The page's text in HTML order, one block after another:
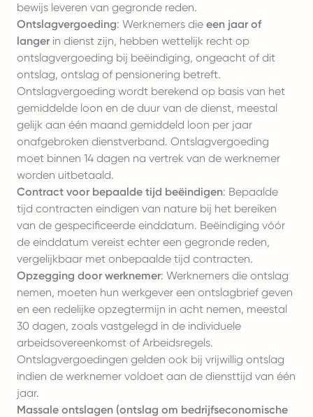
bewijs leveren van gegronde reden.
Ontslagvergoeding: Werknemers die een jaar of
langerin dienst zijn, hebben wettelijk recht op
ontslagvergoeding bij beëindiging, ongeacht of dit
ontslag, ontslag of pensionering betreft.
Ontslagvergoeding wordt berekend op basis van het
gemiddelde loon en de duur van de dienst, meestal
gelijk aan één maand gemiddeld loon per jaar
onafgebroken dienstverband. Ontslagvergoeding
moet binnen 14 dagen na vertrek van de werknemer
worden uitbetaald.
Contract voor bepaalde tijd beëindigen: Bepaalde
tijd contracten eindigen van nature bij het bereiken
van de gespecificeerde einddatum. Beëindiging vóór
de einddatum vereist echter een gegronde reden,
vergelijkbaar met onbepaalde tijd contracten.
Opzegging door werknemer: Werknemers die ontslag
nemen, moeten hun werkgever een ontslagbrief geven
en een redelijke opzegtermijn in acht nemen, meestal
30 dagen, zoals vastgelegd in de individuele
arbeidsovereenkomst of Arbeidsregels.
Ontslagvergoedingen gelden ook bij vrijwillig ontslag
indien de werknemer voldoet aan de diensttijd van één
jaar.
Massale ontslagen (ontslag om bedrijfseconomische